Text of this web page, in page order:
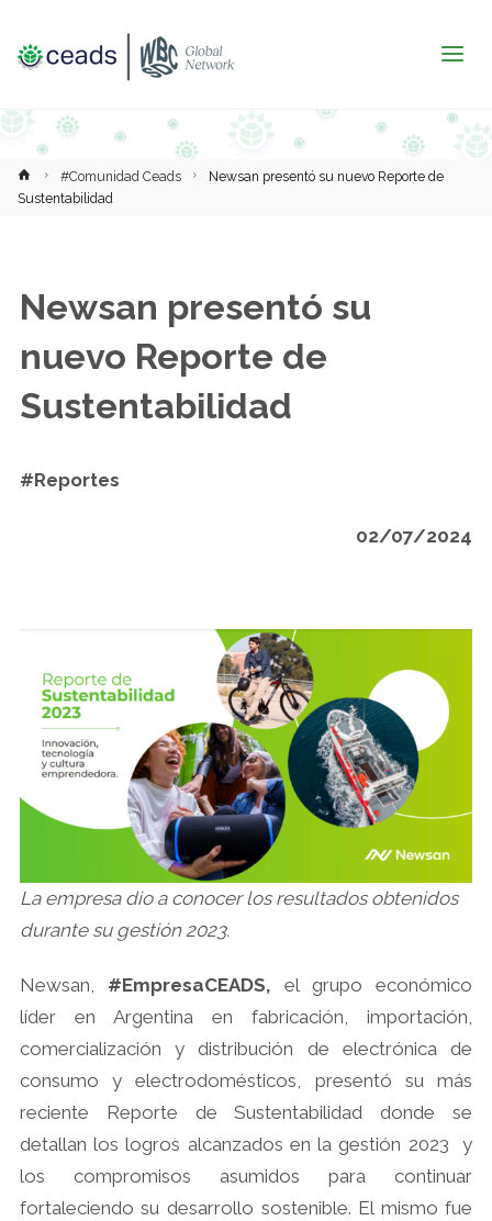
Inicio#Comunidad Ceads
Newsan presentó su nuevo Reporte de
Sustentabilidad
Newsan presentó su
nuevo Reporte de
Sustentabilidad
#Reportes
02/07/2024
La empresa dio a conocer los resultados obtenidos
durante su gestión 2023.
Newsan, #EmpresaCEADS, el grupo económico
líder en Argentina en fabricación, importación,
comercialización y distribución de electrónica de
consumo y electrodomésticos, presentó su más
reciente Reporte de Sustentabilidad donde se
detallan los logros alcanzados en la gestión 2023 y
los compromisos asumidos para continuar
fortaleciendo su desarrollo sostenible. El mismo fue